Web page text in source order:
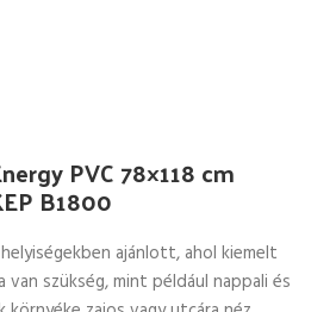
PVC 78×118 cm
B1800
ajánlott, ahol kiemelt
szükség, mint például nappali és